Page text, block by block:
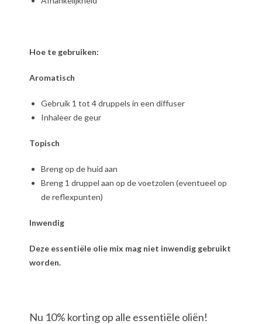
Hoe te gebruiken:
Aromatisch
Gebruik 1 tot 4 druppels in een diffuser
Inhaleer de geur
Topisch
Breng op de huid aan
Breng 1 druppel aan op de voetzolen (eventueel op
de reflexpunten)
Inwendig
Deze essentiële olie mix mag niet inwendig gebruikt
worden.
Nu 10% korting op alle essentiële oliën!